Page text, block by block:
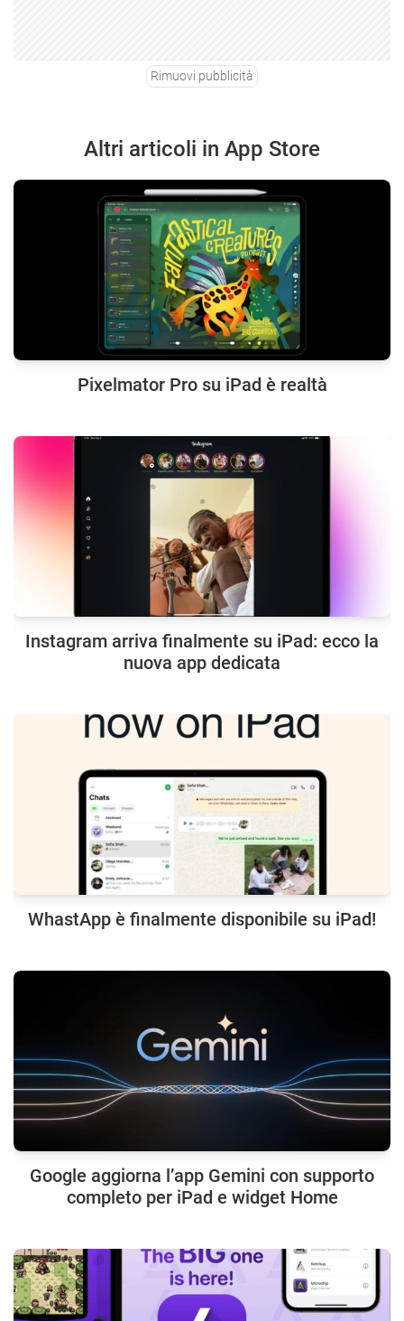
Rimuovi pubblicità
Altri articoli in App Store
Pixelmator Pro su iPad è realtà
Instagram arriva finalmente su iPad: ecco la
nuova app dedicata
WhastApp è finalmente disponibile su iPad!
Google aggiorna l’app Gemini con supporto
completo per iPad e widget Home